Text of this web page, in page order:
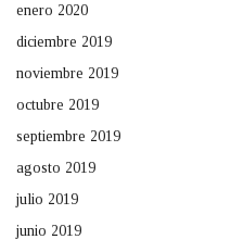
enero 2020
diciembre 2019
noviembre 2019
octubre 2019
septiembre 2019
agosto 2019
julio 2019
junio 2019